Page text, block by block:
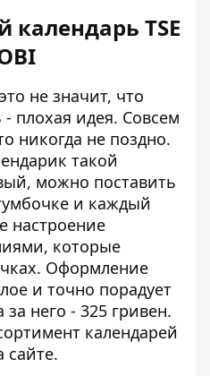
TSE
не значит, что
плохая идея. Совсем
никогда не поздно.
такой
можно поставить
и каждый
настроение
которые
Оформление
и точно порадует
него - 325 гривен.
календарей
сайте.